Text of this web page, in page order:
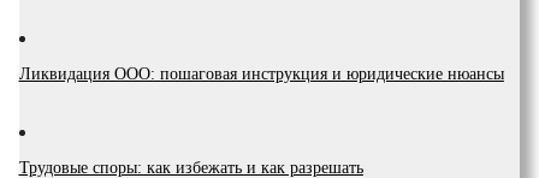
Ликвидация ООО: пошаговая инструкция и юридические нюансы
Трудовые споры: как избежать и как разрешать